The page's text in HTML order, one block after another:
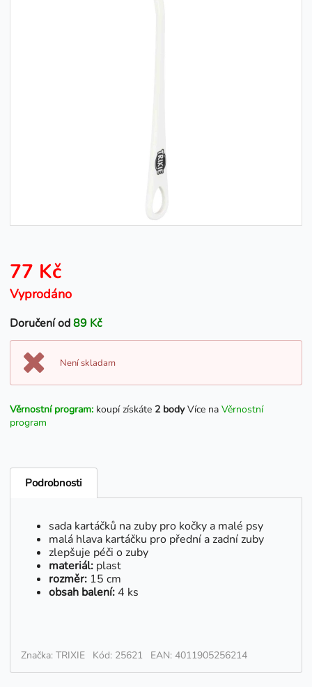
77 Kč
Vyprodáno
Doručení od89 Kč
Není skladam
Věrnostní program: koupí získáte 2 bodyVíce na Věrnostní
program
Podrobnosti
sada kartáčků na zuby pro kočky a malé psy
malá hlava kartáčku pro přední a zadní zuby
zlepšuje péči o zuby
materiál: plast
rozměr: 15 cm
obsah balení: 4 ks
Značka: TRIXIE Kód: 25621 EAN: 4011905256214